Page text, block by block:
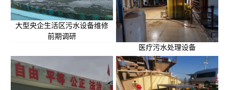
大型央企生活区污水设备维修
前期调研
医疗污水处理设备